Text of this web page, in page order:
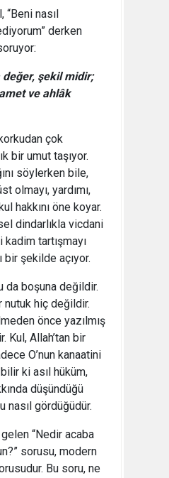
“Beni nasıl
derken
değer, şekil midir;
ve ahlâk
çok
bir umut taşıyor.
söylerken bile,
olmayı, yardımı,
hakkını öne koyar.
dindarlıkla vicdani
kadim tartışmayı
bir şekilde açıyor.
da boşuna değildir.
nutuk hiç değildir.
önce yazılmış
Kul, Allah’tan bir
O’nun kanaatini
ki asıl hüküm,
düşündüğü
nasıl gördüğüdür.
“Nedir acaba
sorusu, modern
Bu soru, ne